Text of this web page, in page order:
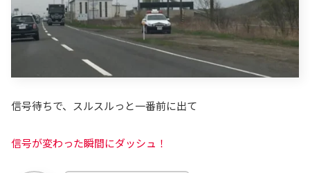
信号待ちで、スルスルっと一番前に出て
信号が変わった瞬間にダッシュ！